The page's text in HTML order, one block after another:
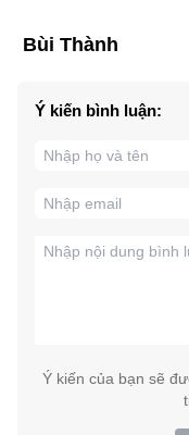
Bùi Thành
Ý kiến bình luận:
Ý kiến của bạn sẽ